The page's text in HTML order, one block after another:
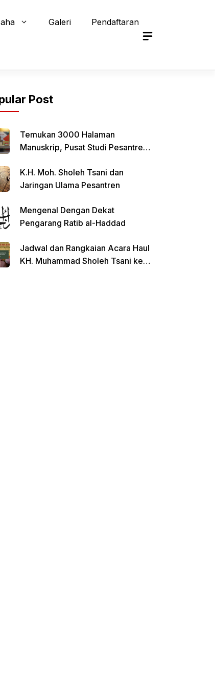
Galeri Pendaftaran
Post
Temukan 3000 Halaman
Manuskrip, Pusat Studi Pesantren
K.H. Moh. Sholeh Tsani dan
Jaringan Ulama Pesantren
Mengenal Dengan Dekat
Pengarang Ratib al-Haddad
Jadwal dan Rangkaian Acara Haul
KH. Muhammad Sholeh Tsani ke-